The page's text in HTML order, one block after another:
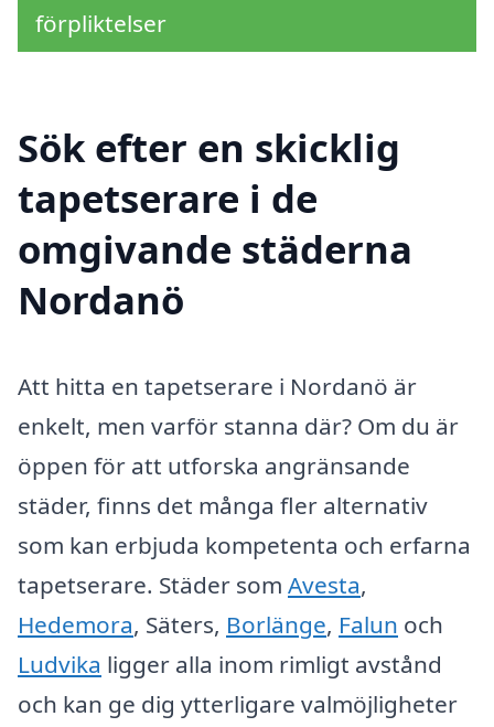
förpliktelser
Sök efter en skicklig
tapetserare i de
omgivande städerna
Nordanö
Att hitta en tapetserare i Nordanö är
enkelt, men varför stanna där? Om du är
öppen för att utforska angränsande
städer, finns det många fler alternativ
som kan erbjuda kompetenta och erfarna
tapetserare. Städer som Avesta,
Hedemora, Säters, Borlänge, Falun och
Ludvika ligger alla inom rimligt avstånd
och kan ge dig ytterligare valmöjligheter